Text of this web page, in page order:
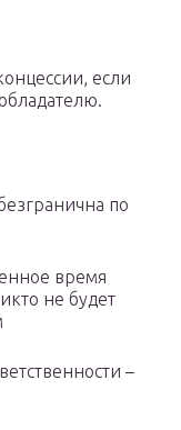
если
по
время
не будет
–